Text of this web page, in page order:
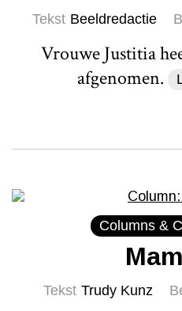
Tekst Beeldredactie
Vrouwe Justitia
afgenomen.
Columns &
Tekst Trudy Kunz